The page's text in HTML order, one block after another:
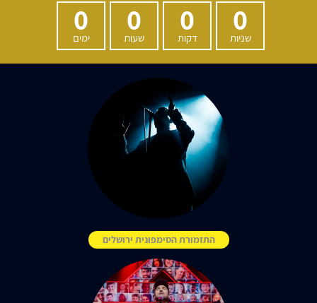
0
שניות
0
דקות
0
שעות
0
ימים
התזמורת הסימפונית ירושלים